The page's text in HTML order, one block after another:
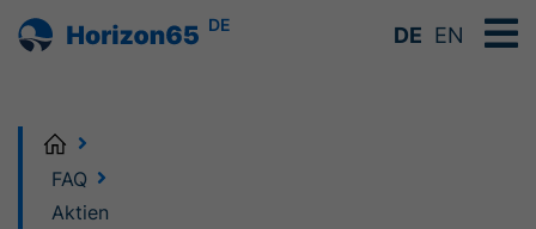
DE DE EN
Home
FAQ
Aktien